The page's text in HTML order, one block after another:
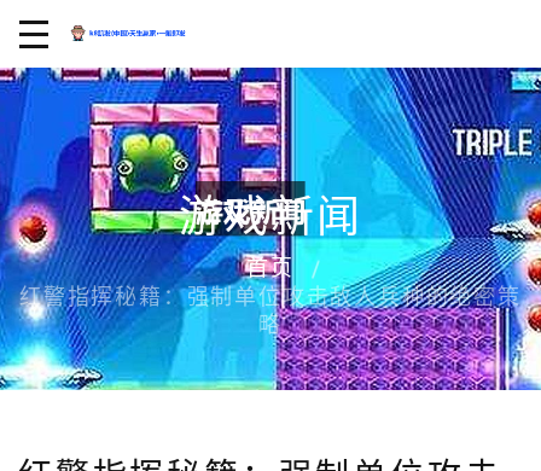
游戏新闻
首页
红警指挥秘籍：强制单位攻击敌人兵种的绝密策
略